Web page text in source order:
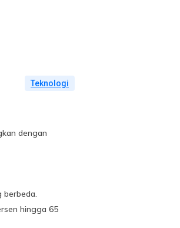
Teknologi
dengan
berbeda.
hingga 65